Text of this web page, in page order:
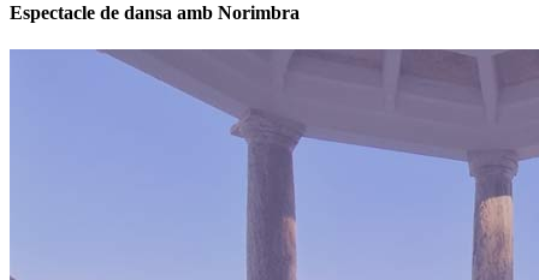
Espectacle de dansa amb Norimbra